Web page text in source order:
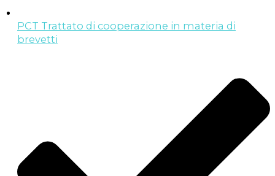
PCT Trattato di cooperazione in materia di
brevetti